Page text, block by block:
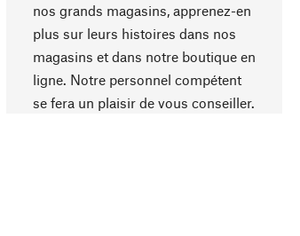
nos grands magasins, apprenez-en
plus sur leurs histoires dans nos
magasins et dans notre boutique en
ligne. Notre personnel compétent
se fera un plaisir de vous conseiller.